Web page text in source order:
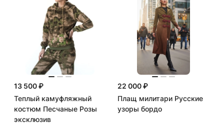
13 500 ₽
Теплый камуфляжный
костюм Песчаные Розы
эксклюзив
22 000 ₽
Плащ милитари Русские
узоры бордо